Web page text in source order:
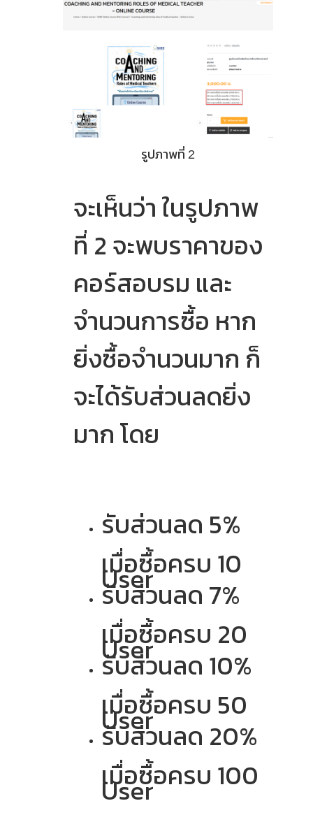
รูปภาพที่ 2
จะเห็นว่า ในรูปภาพ
ที่ 2 จะพบราคาของ
คอร์สอบรม และ
จำนวนการซื้อ หาก
ยิ่งซื้อจำนวนมาก ก็
จะได้รับส่วนลดยิ่ง
มาก โดย
รับส่วนลด 5%
เมื่อซื้อครบ 10
User
รับส่วนลด 7%
เมื่อซื้อครบ 20
User
รับส่วนลด 10%
เมื่อซื้อครบ 50
User
รับส่วนลด 20%
เมื่อซื้อครบ 100
User